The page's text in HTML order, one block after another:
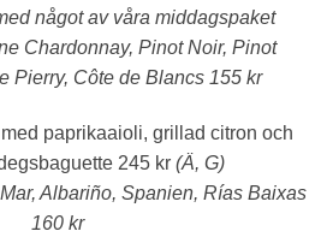
något av våra middagspaket
Chardonnay, Pinot Noir, Pinot
Pierry, Côte de Blancs 155 kr
paprikaaioli, grillad citron och
245 kr (Ä, G)
Albariño, Spanien, Rías Baixas
160 kr